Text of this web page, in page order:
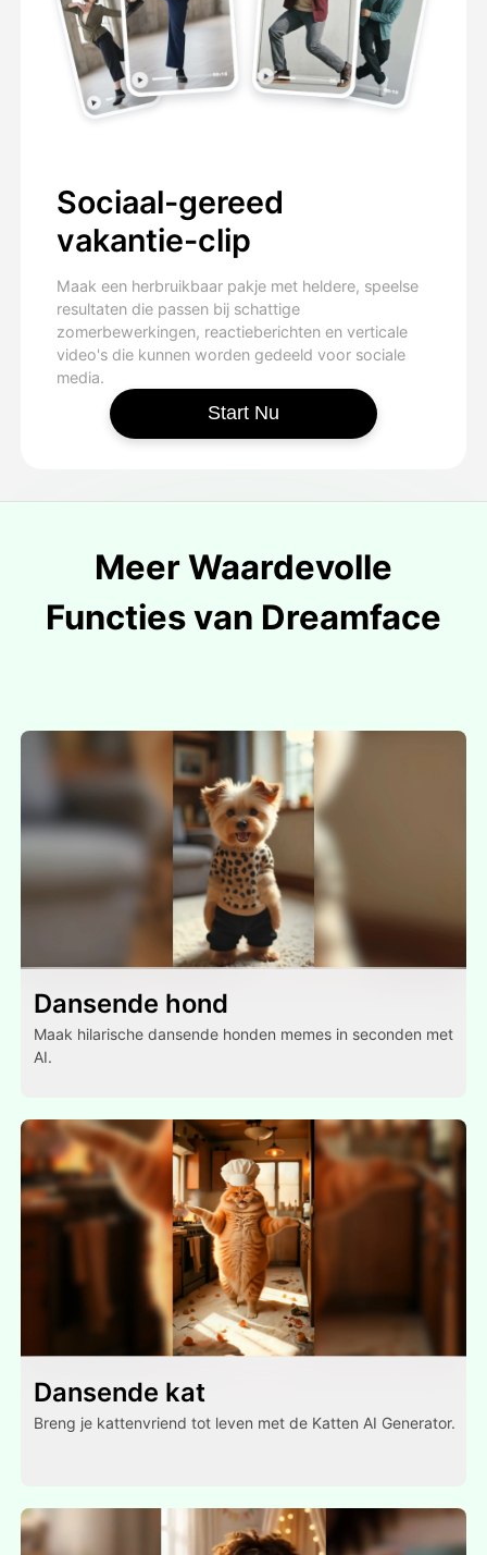
Sociaal-gereed
vakantie-clip
Maak een herbruikbaar pakje met heldere, speelse
resultaten die passen bij schattige
zomerbewerkingen, reactieberichten en verticale
video's die kunnen worden gedeeld voor sociale
media.
Start Nu
Meer Waardevolle
Functies van Dreamface
Dansende hond
Maak hilarische dansende honden memes in seconden met
AI.
Dansende kat
Breng je kattenvriend tot leven met de Katten AI Generator.